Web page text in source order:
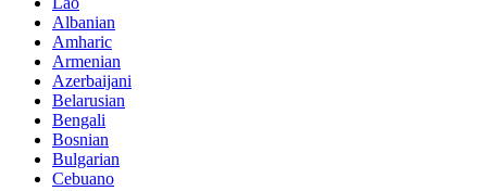
Albanian
Amharic
Armenian
Azerbaijani
Belarusian
Bengali
Bosnian
Bulgarian
Cebuano